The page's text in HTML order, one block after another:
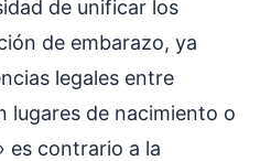
de unificar los
de embarazo, ya
legales entre
lugares de nacimiento o
es contrario a la